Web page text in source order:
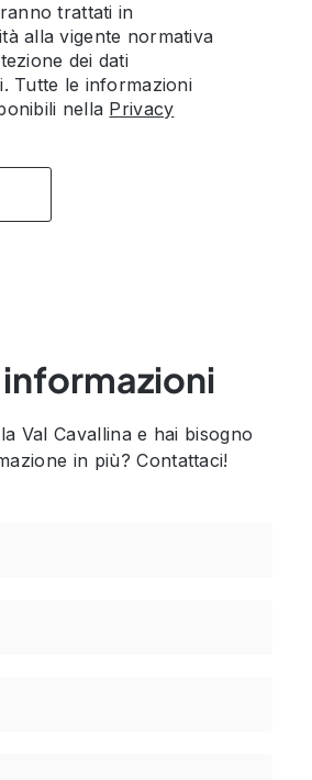
trattati in
alla vigente normativa
dei dati
Tutte le informazioni
nella Privacy
Val Cavallina e hai bisogno
in più? Contattaci!